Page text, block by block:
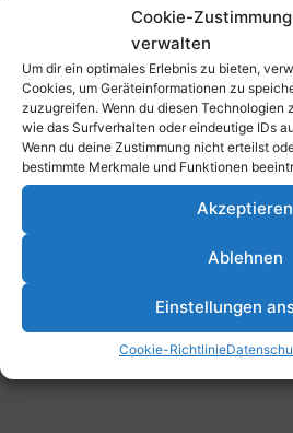
Cookie-Zustimmung
verwalten
Um dir ein optimales Erlebnis zu bieten,
Cookies, um Geräteinformationen zu
zuzugreifen. Wenn du diesen Technologien
wie das Surfverhalten oder eindeutige IDs
Wenn du deine Zustimmung nicht erteilst
bestimmte Merkmale und Funktionen
Akzeptieren
Ablehnen
Einstellungen
Cookie-Richtlinie
Kalender